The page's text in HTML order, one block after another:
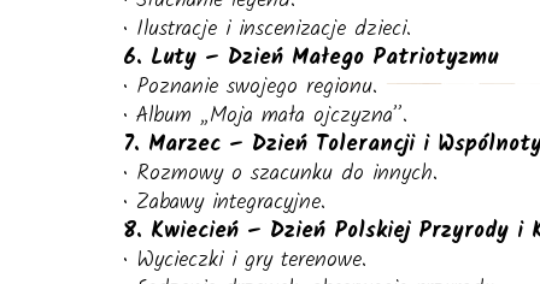
• Ilustracje i inscenizacje dzieci.
6. Luty – Dzień Małego Patriotyzmu
• Poznanie swojego regionu.
• Album „Moja mała ojczyzna”.
7. Marzec – Dzień Tolerancji i
• Rozmowy o szacunku do innych.
• Zabawy integracyjne.
8. Kwiecień – Dzień Polskiej Przyrody i
• Wycieczki i gry terenowe.